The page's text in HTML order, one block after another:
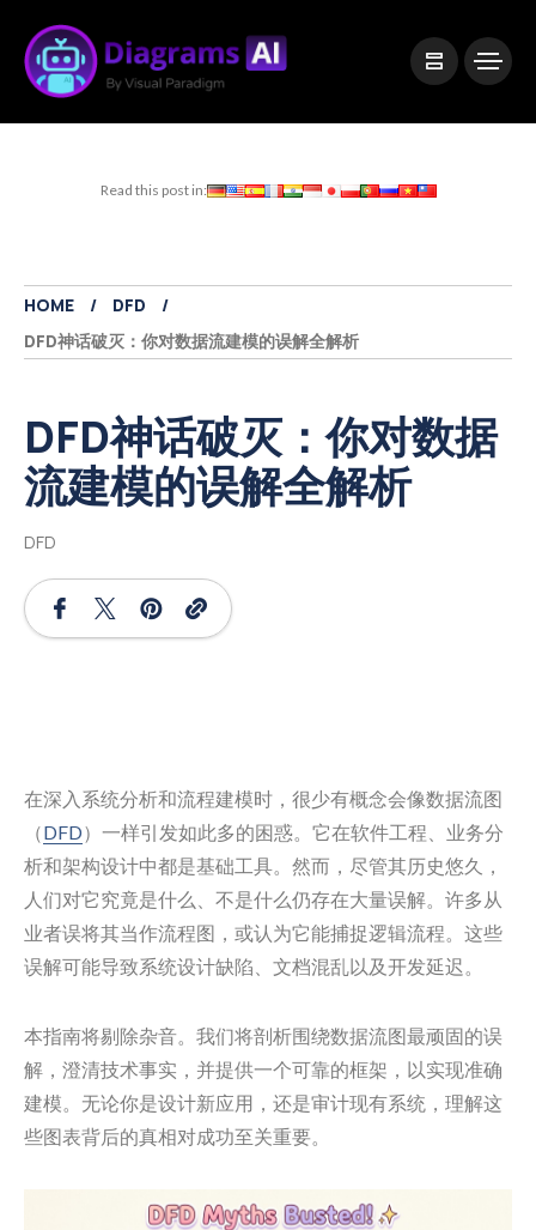
Read this post in:
HOME
DFD
DFD神话破灭：你对数据流建模的误解全解析
DFD神话破灭：你对数据
流建模的误解全解析
DFD
在深入系统分析和流程建模时，很少有概念会像数据流图
（DFD）一样引发如此多的困惑。它在软件工程、业务分
析和架构设计中都是基础工具。然而，尽管其历史悠久，
人们对它究竟是什么、不是什么仍存在大量误解。许多从
业者误将其当作流程图，或认为它能捕捉逻辑流程。这些
误解可能导致系统设计缺陷、文档混乱以及开发延迟。
本指南将剔除杂音。我们将剖析围绕数据流图最顽固的误
解，澄清技术事实，并提供一个可靠的框架，以实现准确
建模。无论你是设计新应用，还是审计现有系统，理解这
些图表背后的真相对成功至关重要。